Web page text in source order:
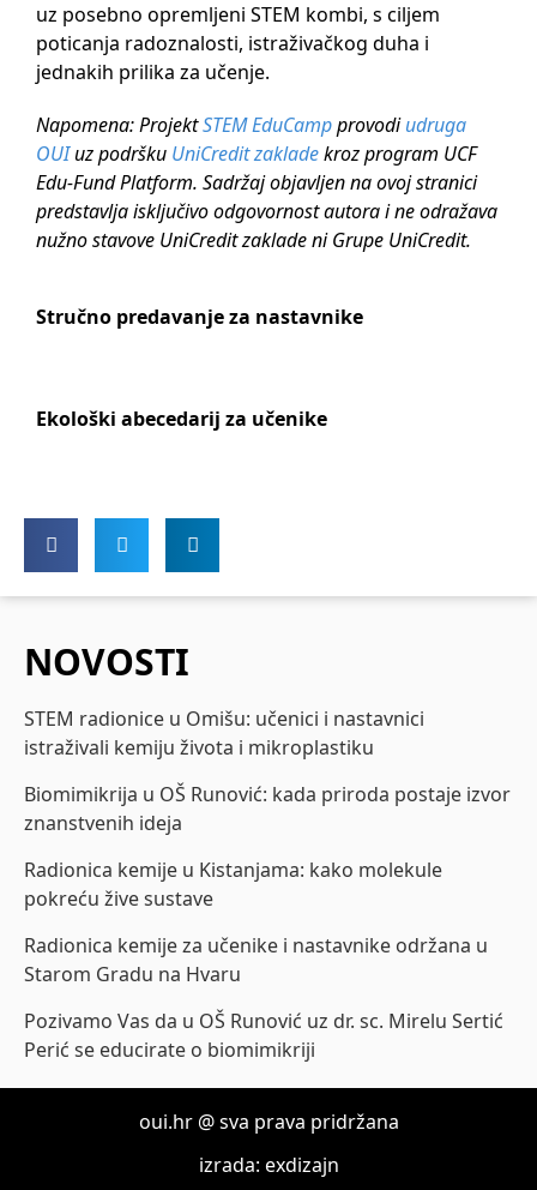
uz posebno opremljeni STEM kombi, s ciljem
poticanja radoznalosti, istraživačkog duha i
jednakih prilika za učenje.
Napomena: ProjektSTEM EduCampprovodiudruga
OUIuz podršku UniCredit zakladekroz program UCF
Edu-Fund Platform. Sadržaj objavljen na ovoj stranici
predstavlja isključivo odgovornost autora i ne odražava
nužno stavove UniCredit zaklade ni Grupe UniCredit.
Stručno predavanje za nastavnike
Ekološki abecedarij za učenike
NOVOSTI
STEM radionice u Omišu: učenici i nastavnici
istraživali kemiju života i mikroplastiku
Biomimikrija u OŠ Runović: kada priroda postaje izvor
znanstvenih ideja
Radionica kemije u Kistanjama: kako molekule
pokreću žive sustave
Radionica kemije za učenike i nastavnike održana u
Starom Gradu na Hvaru
Pozivamo Vas da u OŠ Runović uz dr. sc. Mirelu Sertić
Perić se educirate o biomimikriji
oui.hr @ sva prava pridržana
izrada: exdizajn